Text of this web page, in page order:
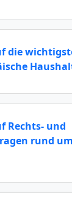
die
Rechts- und
rund